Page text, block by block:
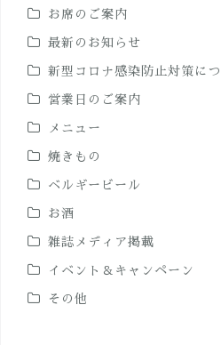
お席のご案内
最新のお知らせ
新型コロナ感染防止対策につ
営業日のご案内
メニュー
焼きもの
ベルギービール
お酒
雑誌メディア掲載
イベント＆キャンペーン
その他